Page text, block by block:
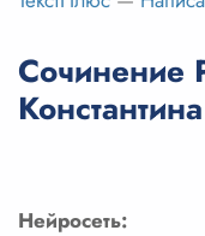
Вход
Вход с Telegram
Сочинение
Нейросеть: